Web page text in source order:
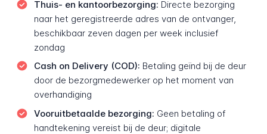
Thuis- en kantoorbezorging: Directe bezorging
naar het geregistreerde adres van de ontvanger,
beschikbaar zeven dagen per week inclusief
zondag
Cash on Delivery (COD): Betaling geïnd bij de deur
door de bezorgmedewerker op het moment van
overhandiging
Vooruitbetaalde bezorging: Geen betaling of
handtekening vereist bij de deur; digitale